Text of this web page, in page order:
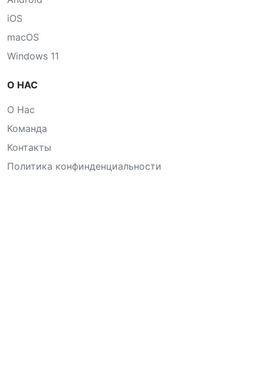
iOS
macOS
Windows 11
О НАС
О Нас
Команда
Контакты
Политика конфинденциальности